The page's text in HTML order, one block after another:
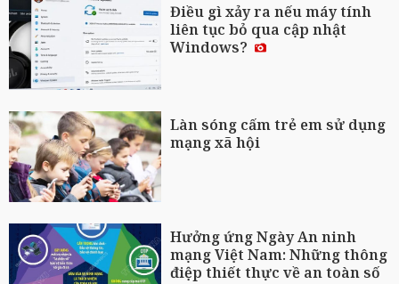
Điều gì xảy ra nếu máy tính
liên tục bỏ qua cập nhật
Windows?
Làn sóng cấm trẻ em sử dụng
mạng xã hội
Hưởng ứng Ngày An ninh
mạng Việt Nam: Những thông
điệp thiết thực về an toàn số